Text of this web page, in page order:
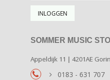
SOMMER MUSIC
Appeldijk 11 | 4201AE
0183 - 631 707